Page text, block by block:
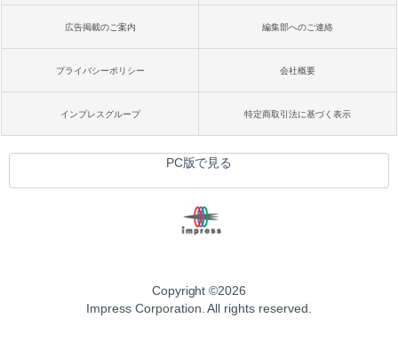
広告掲載のご案内 編集部へのご連絡
プライバシーポリシー 会社概要
インプレスグループ 特定商取引法に基づく表示
PC版で見る
Copyright ©2026
Impress Corporation. All rights reserved.